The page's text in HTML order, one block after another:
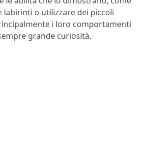
labirinti o utilizzare dei piccoli
i loro comportamenti
grande curiosità.